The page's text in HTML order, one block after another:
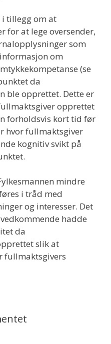
i tillegg om at
for at lege oversender,
som
om
(se
da
ble opprettet. Dette er
opprettet
forholdsvis kort tid før
hvor fullmaktsgiver
kognitiv svikt på
mindre
i tråd med
og interesser. Det
hadde
da
slik at
fullmaktsgivers